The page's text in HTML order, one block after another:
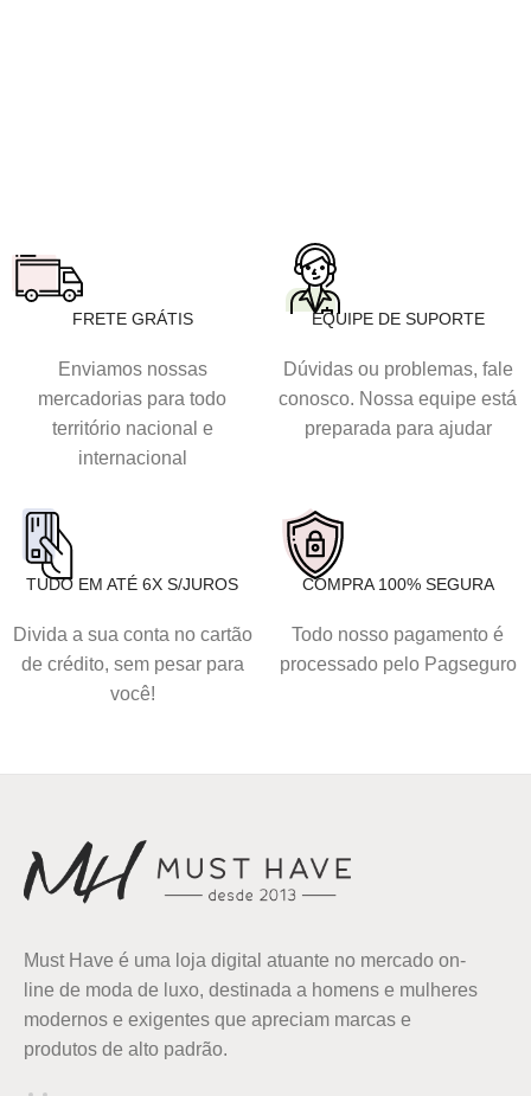
FRETE GRÁTIS
Enviamos nossas
mercadorias para todo
território nacional e
internacional
EQUIPE DE SUPORTE
Dúvidas ou problemas, fale
conosco. Nossa equipe está
preparada para ajudar
TUDO EM ATÉ 6X S/JUROS
Divida a sua conta no cartão
de crédito, sem pesar para
você!
COMPRA 100% SEGURA
Todo nosso pagamento é
processado pelo Pagseguro
Must Have é uma loja digital atuante no mercado on-
line de moda de luxo, destinada a homens e mulheres
modernos e exigentes que apreciam marcas e
produtos de alto padrão.